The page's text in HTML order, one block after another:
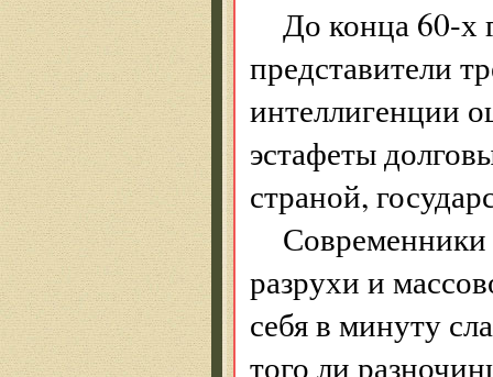
До конца 60-х
представители
интеллигенции
эстафеты
страной,
разрухи и
себя в минуту
того ли